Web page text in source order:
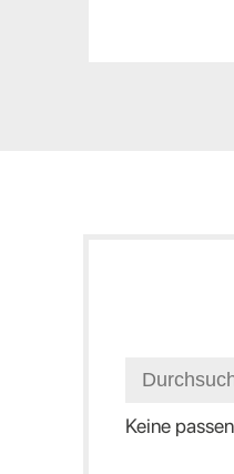
Keine